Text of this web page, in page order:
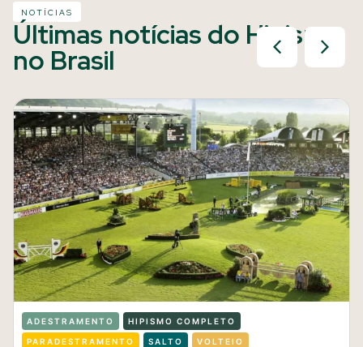
NOTÍCIAS
Últimas notícias do Hipismo
no Brasil
ADESTRAMENTO HIPISMO COMPLETO
PARADESTRAMENTO SALTO VOLTEIO